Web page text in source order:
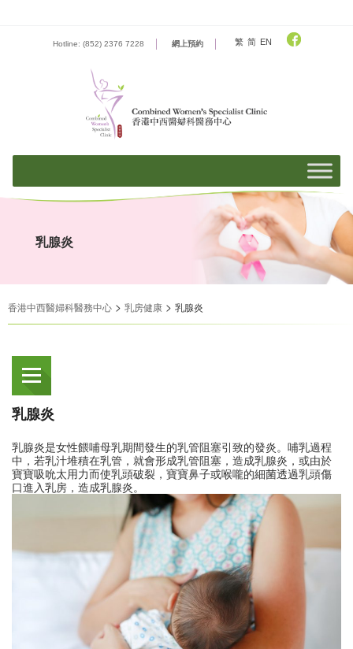
Hotline: (852) 2376 7228 網上預約 繁 简 EN
乳腺炎
香港中西醫婦科醫務中心 > 乳房健康 > 乳腺炎
乳腺炎
乳腺炎是女性餵哺母乳期間發生的乳管阻塞引致的發炎。哺乳過程
中，若乳汁堆積在乳管，就會形成乳管阻塞，造成乳腺炎，或由於
寶寶吸吮太用力而使乳頭破裂，寶寶鼻子或喉嚨的細菌透過乳頭傷
口進入乳房，造成乳腺炎。